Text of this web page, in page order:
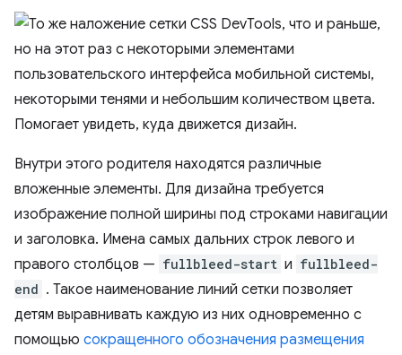
Внутри этого родителя находятся различные
вложенные элементы. Для дизайна требуется
изображение полной ширины под строками навигации
и заголовка. Имена самых дальних строк левого и
правого столбцов — fullbleed-start и fullbleed-
end . Такое наименование линий сетки позволяет
детям выравнивать каждую из них одновременно с
помощью сокращенного обозначения размещения